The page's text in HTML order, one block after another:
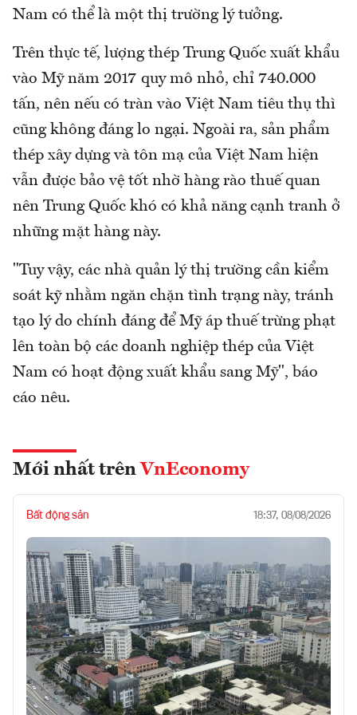
Nam có thể là một thị trường lý tưởng.
Trên thực tế, lượng thép Trung Quốc xuất khẩu
vào Mỹ năm 2017 quy mô nhỏ, chỉ 740.000
tấn, nên nếu có tràn vào Việt Nam tiêu thụ thì
cũng không đáng lo ngại. Ngoài ra, sản phẩm
thép xây dựng và tôn mạ của Việt Nam hiện
vẫn được bảo vệ tốt nhờ hàng rào thuế quan
nên Trung Quốc khó có khả năng cạnh tranh ở
những mặt hàng này.
"Tuy vậy, các nhà quản lý thị trường cần kiểm
soát kỹ nhằm ngăn chặn tình trạng này, tránh
tạo lý do chính đáng để Mỹ áp thuế trừng phạt
lên toàn bộ các doanh nghiệp thép của Việt
Nam có hoạt động xuất khẩu sang Mỹ", báo
cáo nêu.
Mới nhất trên VnEconomy
Bất động sản 18:37, 08/08/2026